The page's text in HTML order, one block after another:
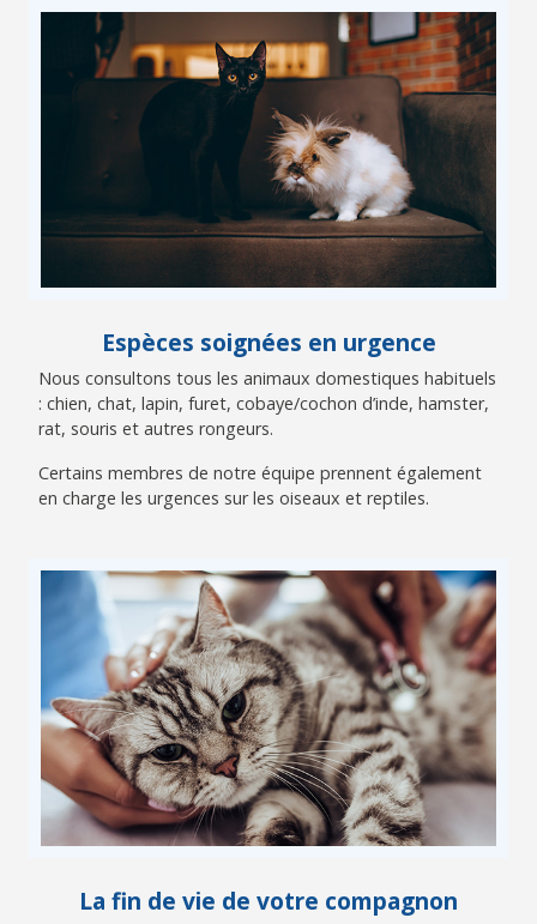
Espèces soignées en urgence
Nous consultons tous les animaux domestiques habituels
: chien, chat, lapin, furet, cobaye/cochon d’inde, hamster,
rat, souris et autres rongeurs.
Certains membres de notre équipe prennent également
en charge les urgences sur les oiseaux et reptiles.
La fin de vie de votre compagnon